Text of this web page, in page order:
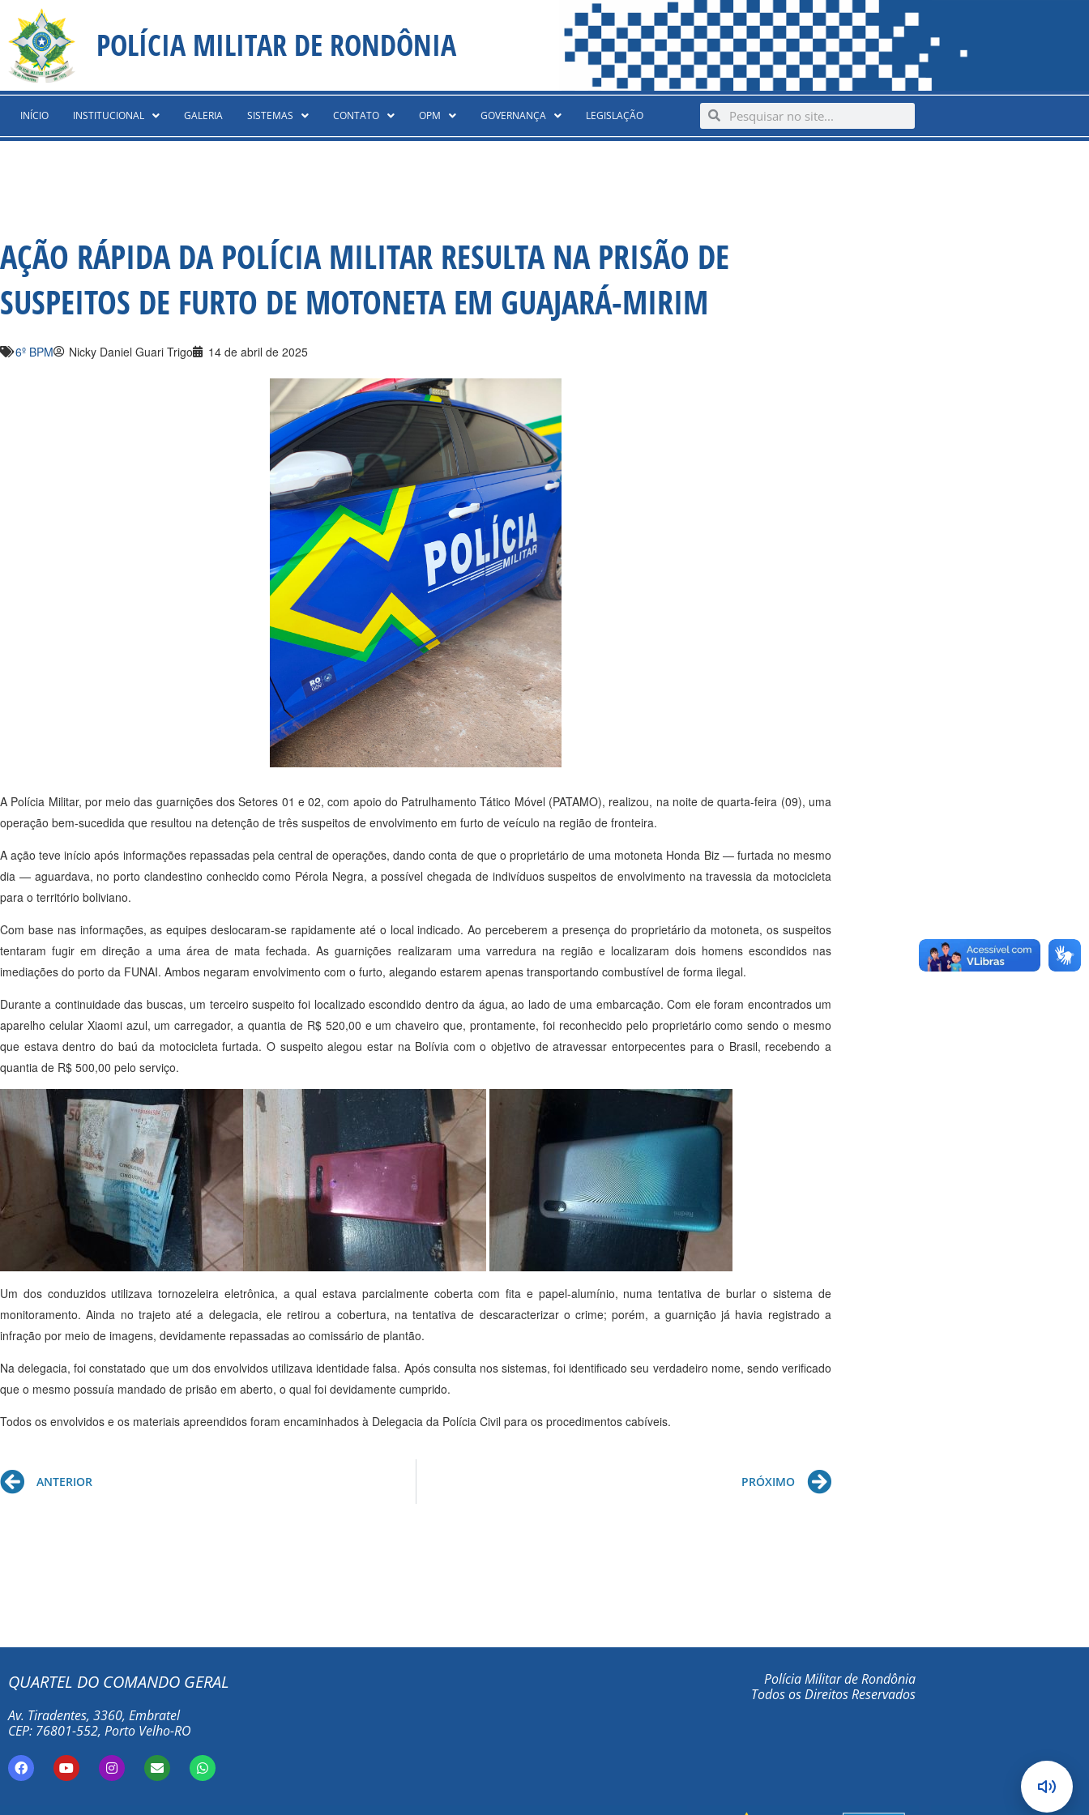
content
para
conteúdo
POLÍCIA MILITAR DE RONDÔNIA
INÍCIO INSTITUCIONAL GALERIA SISTEMAS CONTATO OPM GOVERNANÇA LEGISLAÇÃO SearchSearch
AÇÃO RÁPIDA DA POLÍCIA MILITAR RESULTA NA PRISÃO DE
SUSPEITOS DE FURTO DE MOTONETA EM GUAJARÁ-MIRIM
6º BPM Nicky Daniel Guari Trigo 14 de abril de 2025
A Polícia Militar, por meio das guarnições dos Setores 01 e 02, com apoio do Patrulhamento Tático Móvel (PATAMO), realizou, na noite de quarta-feira (09), uma
operação bem-sucedida que resultou na detenção de três suspeitos de envolvimento em furto de veículo na região de fronteira.
A ação teve início após informações repassadas pela central de operações, dando conta de que o proprietário de uma motoneta Honda Biz — furtada no mesmo
dia — aguardava, no porto clandestino conhecido como Pérola Negra, a possível chegada de indivíduos suspeitos de envolvimento na travessia da motocicleta
para o território boliviano.
Com base nas informações, as equipes deslocaram-se rapidamente até o local indicado. Ao perceberem a presença do proprietário da motoneta, os suspeitos
tentaram fugir em direção a uma área de mata fechada. As guarnições realizaram uma varredura na região e localizaram dois homens escondidos nas
imediações do porto da FUNAI. Ambos negaram envolvimento com o furto, alegando estarem apenas transportando combustível de forma ilegal.
Durante a continuidade das buscas, um terceiro suspeito foi localizado escondido dentro da água, ao lado de uma embarcação. Com ele foram encontrados um
aparelho celular Xiaomi azul, um carregador, a quantia de R$ 520,00 e um chaveiro que, prontamente, foi reconhecido pelo proprietário como sendo o mesmo
que estava dentro do baú da motocicleta furtada. O suspeito alegou estar na Bolívia com o objetivo de atravessar entorpecentes para o Brasil, recebendo a
quantia de R$ 500,00 pelo serviço.
Um dos conduzidos utilizava tornozeleira eletrônica, a qual estava parcialmente coberta com fita e papel-alumínio, numa tentativa de burlar o sistema de
monitoramento. Ainda no trajeto até a delegacia, ele retirou a cobertura, na tentativa de descaracterizar o crime; porém, a guarnição já havia registrado a
infração por meio de imagens, devidamente repassadas ao comissário de plantão.
Na delegacia, foi constatado que um dos envolvidos utilizava identidade falsa. Após consulta nos sistemas, foi identificado seu verdadeiro nome, sendo verificado
que o mesmo possuía mandado de prisão em aberto, o qual foi devidamente cumprido.
Todos os envolvidos e os materiais apreendidos foram encaminhados à Delegacia da Polícia Civil para os procedimentos cabíveis.
Prev
ANTERIOR PRÓXIMO Next
QUARTEL DO COMANDO GERAL
Av. Tiradentes, 3360, Embratel
CEP: 76801-552, Porto Velho-RO
F
a
c
Y
o
u
I
n
s
E
n
v
W
h
a
Polícia Militar de Rondônia
Todos os Direitos Reservados